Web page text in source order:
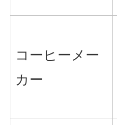
コーヒーメー
カー